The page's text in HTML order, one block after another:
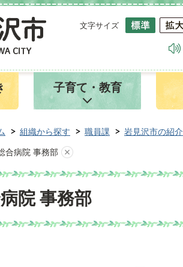
文字サイズ
子育て・教育
組織から探す 職員課 岩見沢市の紹介
合病院 事務部
院 事務部